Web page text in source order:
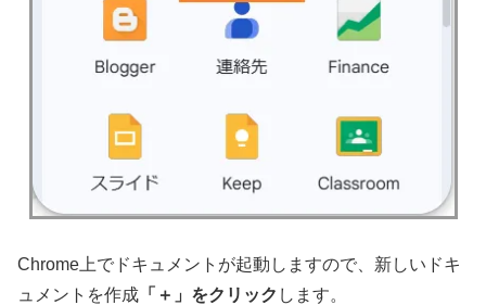
Chrome上でドキュメントが起動しますので、新しいドキ
ュメントを作成 「＋」をクリック します。